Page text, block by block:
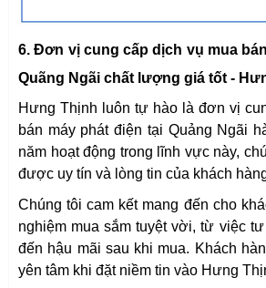
6. Đơn vị cung cấp dịch vụ mua
Quãng Ngãi chất lượng giá tốt -
Hưng Thịnh luôn tự hào là đơn vị
bán máy phát điện tại Quảng Ngãi
năm hoạt động trong lĩnh vực này,
được uy tín và lòng tin của khách
Chúng tôi cam kết mang đến cho
nghiệm mua sắm tuyệt vời, từ việc
đến hậu mãi sau khi mua. Khách
yên tâm khi đặt niềm tin vào Hưng